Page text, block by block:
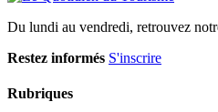
Du lundi au vendredi, retrouvez
Restez informés S'inscrire
Rubriques